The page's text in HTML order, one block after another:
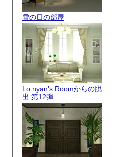
雪の日の部屋
Lo.nyan's Roomからの脱
出 第12弾